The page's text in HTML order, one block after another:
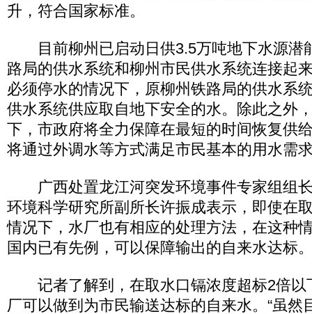
升，符合国家标准。
目前柳州已启动日供3.5万吨地下水源潜
路局的供水系统和柳州市民供水系统连接起
必须停水的情况下，原柳州铁路局的供水系
供水系统供应取自地下安全的水。除此之外
下，市政府将全力保障在最短的时间恢复供
将通过外调水等方式满足市民基本的用水需
广西处置龙江河突发环境事件专家组组
环境科学研究所副所长许振成表示，即使在
情况下，水厂也有相应的处理方法，在这种
国内已有先例，可以保障输出的自来水达标
记者了解到，在取水口镉浓度超标2倍以
厂可以做到为市民输送达标的自来水。“虽然